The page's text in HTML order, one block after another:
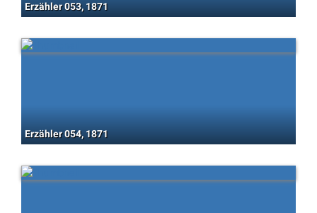
Erzähler 053, 1871
Erzähler 054, 1871